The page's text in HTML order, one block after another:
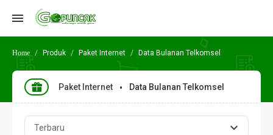
Produk Paket Internet Data Bulanan Telkomsel
Paket Internet Data Bulanan Telkomsel